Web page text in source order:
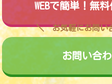
WEBで簡単！無
お気軽にお問い
お問い合